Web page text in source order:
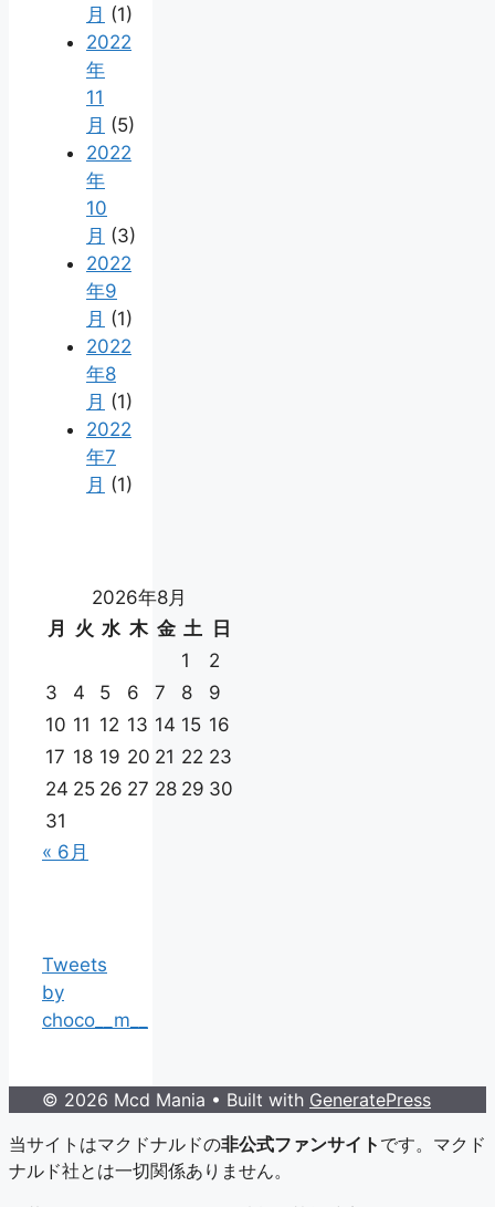
月 (1)
2022
年
11
月 (5)
2022
年
10
月 (3)
2022
年9
月 (1)
2022
年8
月 (1)
2022
年7
月 (1)
2026年8月
月
火 水 木 金 土
日
1
2
3
4 5 6 7 8
9
10 11 12 13 14 15 16
17 18 19 20 21 22 23
24 25 26 27 28 29 30
31
« 6月
Tweets
by
choco__m__
© 2026 Mcd Mania • Built with GeneratePress
当サイトはマクドナルドの非公式ファンサイト です。マクド
ナルド社とは一切関係ありません。